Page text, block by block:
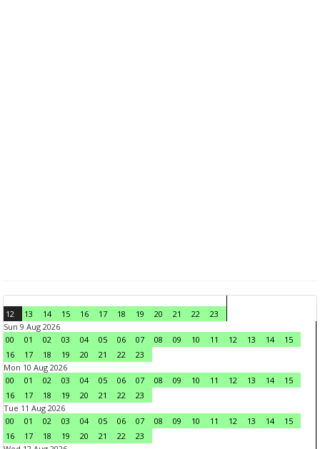
12 13 14 15 16 17 18 19 20 21 22
23
Sun 9 Aug 2026
00
01 02 03 04 05 06 07 08 09 10 11 12 13 14
15
16
17 18 19 20 21 22
23
Mon 10 Aug 2026
00
01 02 03 04 05 06 07 08 09 10 11 12 13 14
15
16
17 18 19 20 21 22
23
Tue 11 Aug 2026
00
01 02 03 04 05 06 07 08 09 10 11 12 13 14
15
16
17 18 19 20 21 22
23